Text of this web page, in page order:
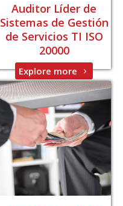
Auditor Líder de
Sistemas de Gestión
de Servicios TI ISO
20000
Explore more